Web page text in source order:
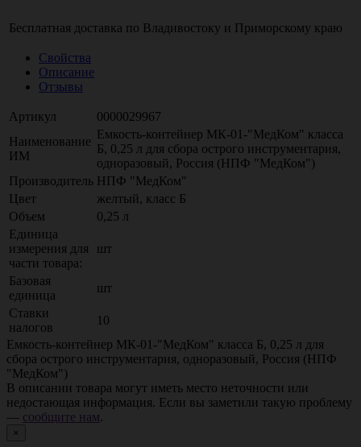
Бесплатная доставка по Владивостоку и Приморскому краю
Свойства
Описание
Отзывы
Артикул
0000029967
Наименование
ИМ
Емкость-контейнер МК-01-"МедКом" класса
Б, 0,25 л для сбора острого инструментария,
одноразовый, Россия (НПФ "МедКом")
Производитель НПФ "МедКом"
Цвет
желтый, класс Б
Объем
0,25 л
Единица
измерения для
части товара:
шт
Базовая
единица
шт
Ставки
налогов
10
Емкость-контейнер МК-01-"МедКом" класса Б, 0,25 л для
сбора острого инструментария, одноразовый, Россия (НПФ
"МедКом")
В описании товара могут иметь место неточности или
недостающая информация. Если вы заметили такую проблему
— сообщите нам.
×